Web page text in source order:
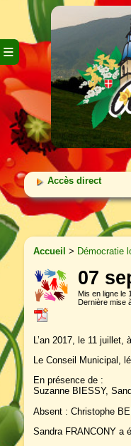
≡
Accès direct
Accueil > Démocratie
07
Mis en ligne le
Dernière mise
L’an 2017, le 11 juillet,
Le Conseil Municipal,
En présence de :
Suzanne BIESSY,
Absent : Christophe
Sandra FRANCONY a